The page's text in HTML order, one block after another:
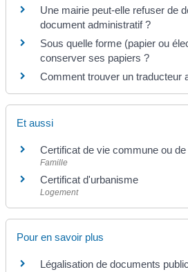
Une mairie peut-elle refuser de
document administratif ?
Sous quelle forme (papier ou
conserver ses papiers ?
Comment trouver un traducteur
Et aussi
Certificat de vie commune ou
Famille
Certificat d'urbanisme
Logement
Pour en savoir plus
Légalisation de documents